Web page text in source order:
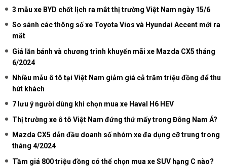
3 mẫu xe BYD chốt lịch ra mắt thị trường Việt Nam ngày 15/6
So sánh các thông số xe Toyota Vios và Hyundai Accent mới ra
mắt
Giá lăn bánh và chương trình khuyến mãi xe Mazda CX5 tháng
6/2024
Nhiều mẫu ô tô tại Việt Nam giảm giá cả trăm triệu đồng để thu
hút khách
7 lưu ý người dùng khi chọn mua xe Haval H6 HEV
Thị trường xe ô tô Việt Nam đứng thứ mấy trong Đông Nam Á?
Mazda CX5 dẫn đầu doanh số nhóm xe đa dụng cỡ trung trong
tháng 4/2024
Tầm giá 800 triệu đồng có thể chọn mua xe SUV hạng C nào?